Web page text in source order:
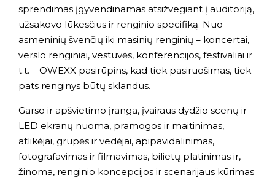
sprendimas įgyvendinamas atsižvegiant į auditoriją,
užsakovo lūkesčius ir renginio specifiką. Nuo
asmeninių švenčių iki masinių renginių – koncertai,
verslo renginiai, vestuvės, konferencijos, festivaliai ir
t.t. – OWEXX pasirūpins, kad tiek pasiruošimas, tiek
pats renginys būtų sklandus.
Garso ir apšvietimo įranga, įvairaus dydžio scenų ir
LED ekranų nuoma, pramogos ir maitinimas,
atlikėjai, grupės ir vedėjai, apipavidalinimas,
fotografavimas ir filmavimas, bilietų platinimas ir,
žinoma, renginio koncepcijos ir scenarijaus kūrimas